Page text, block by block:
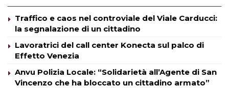
Traffico e caos nel controviale del Viale Carducci:
la segnalazione di un cittadino
Lavoratrici del call center Konecta sul palco di
Effetto Venezia
Anvu Polizia Locale: “Solidarietà all’Agente di San
Vincenzo che ha bloccato un cittadino armato”